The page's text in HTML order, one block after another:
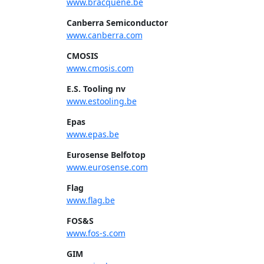
www.bracquene.be
Canberra Semiconductor
www.canberra.com
CMOSIS
www.cmosis.com
E.S. Tooling nv
www.estooling.be
Epas
www.epas.be
Eurosense Belfotop
www.eurosense.com
Flag
www.flag.be
FOS&S
www.fos-s.com
GIM